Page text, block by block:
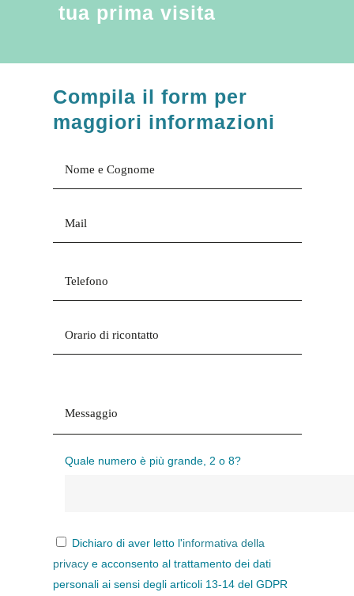
tua prima visita
Compila il form per
maggiori informazioni
Quale numero è più grande, 2 o 8?
Dichiaro di aver letto l'informativa della
privacye acconsento al trattamento dei dati
personali ai sensi degli articoli 13-14 del GDPR